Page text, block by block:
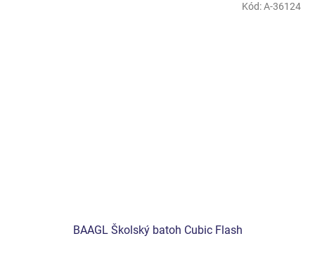
BAAGL Školský batoh Cubic Flash
Kód:A-36124